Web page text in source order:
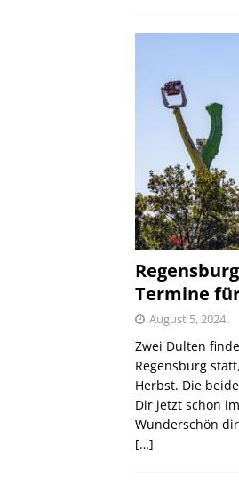
Termine
August 5, 2024
Zwei Dulten
Regensburg
Herbst. Die
Dir jetzt schon
Wunderschön
[…]